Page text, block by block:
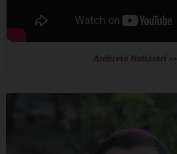
Archivio Notiziari >>